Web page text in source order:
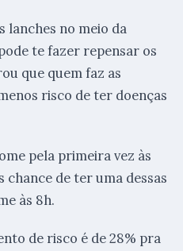
lanches no meio da
te fazer repensar os
que quem faz as
risco de ter doenças
pela primeira vez às
chance de ter uma dessas
às 8h.
de risco é de 28% pra